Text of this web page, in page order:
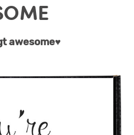
awesome♥